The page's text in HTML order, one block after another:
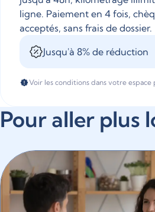
ligne. Paiement en 4 fois,
acceptés, sans frais de dossier.
Jusqu'à 8% de réduction
Voir les conditions dans votre espace
Pour aller plus